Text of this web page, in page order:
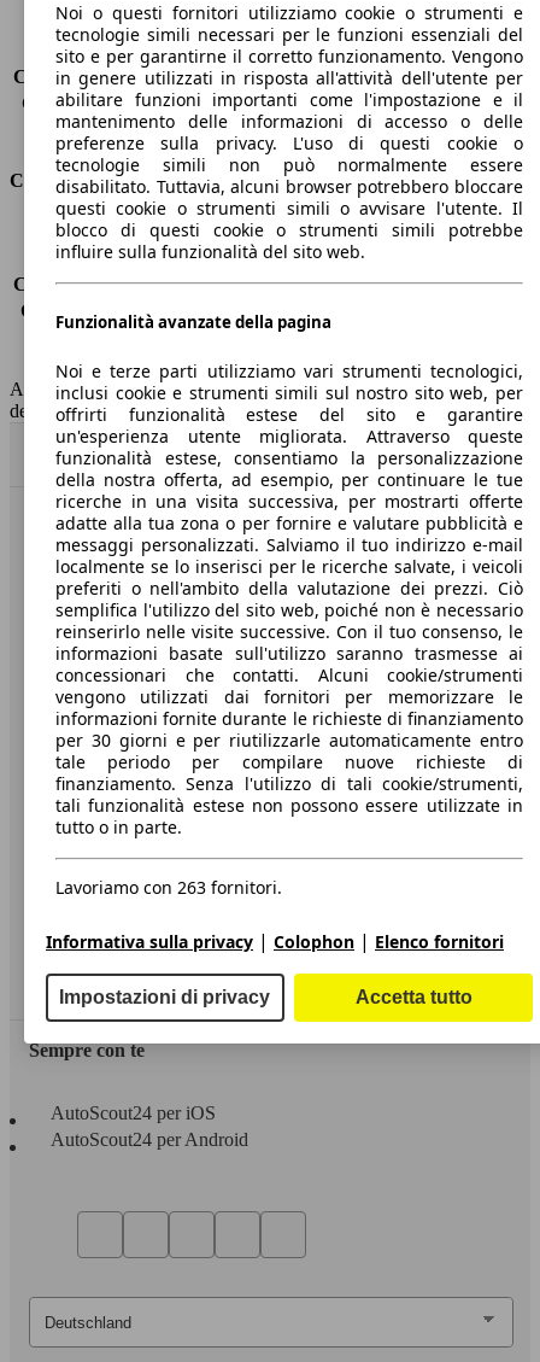
Sedili
5
Carico sul tetto
-
Capacità di traino (senza freni) -
Capacità di traino (con freni)
1270 kg
Volume del bagagliaio
350 - 1200 l
Consumi
Emissioni di CO2*
106 g/km (komb.)
Consumo (urbano)
4.4 l/100km
Consumo (extra-urbano) 3.8 l/100km
Consumo (combinato)*
4.0 l/100km
Capacità del serbatoio
45 l
AutoScout24 non si assume alcuna responsabilità per la correttezza
dei dati.
Torna su
Benvenuti su AutoScout24, il mercato auto europeo.
Società
A proposito di AutoScout24
Stampa
Media
Condizioni generali
Informazioni
Privacy
Dichiarazione di Accessibilità
Servizi
Area rivenditori
Sempre con te
AutoScout24 per iOS
AutoScout24 per Android
Noi o questi fornitori utilizziamo cookie o strumenti e
tecnologie simili necessari per le funzioni essenziali del
sito e per garantirne il corretto funzionamento. Vengono
in genere utilizzati in risposta all'attività dell'utente per
abilitare funzioni importanti come l'impostazione e il
mantenimento delle informazioni di accesso o delle
preferenze sulla privacy. L'uso di questi cookie o
tecnologie simili non può normalmente essere
disabilitato. Tuttavia, alcuni browser potrebbero bloccare
questi cookie o strumenti simili o avvisare l'utente. Il
blocco di questi cookie o strumenti simili potrebbe
influire sulla funzionalità del sito web.
Funzionalità avanzate della pagina
Noi e terze parti utilizziamo vari strumenti tecnologici,
inclusi cookie e strumenti simili sul nostro sito web, per
offrirti funzionalità estese del sito e garantire
un'esperienza utente migliorata. Attraverso queste
funzionalità estese, consentiamo la personalizzazione
della nostra offerta, ad esempio, per continuare le tue
ricerche in una visita successiva, per mostrarti offerte
adatte alla tua zona o per fornire e valutare pubblicità e
messaggi personalizzati. Salviamo il tuo indirizzo e-mail
localmente se lo inserisci per le ricerche salvate, i veicoli
preferiti o nell'ambito della valutazione dei prezzi. Ciò
semplifica l'utilizzo del sito web, poiché non è necessario
reinserirlo nelle visite successive. Con il tuo consenso, le
informazioni basate sull'utilizzo saranno trasmesse ai
concessionari che contatti. Alcuni cookie/strumenti
vengono utilizzati dai fornitori per memorizzare le
informazioni fornite durante le richieste di finanziamento
per 30 giorni e per riutilizzarle automaticamente entro
tale periodo per compilare nuove richieste di
finanziamento. Senza l'utilizzo di tali cookie/strumenti,
tali funzionalità estese non possono essere utilizzate in
tutto o in parte.
Lavoriamo con 263 fornitori.
Informativa sulla privacy | Colophon | Elenco fornitori
Impostazioni di privacy Accetta tutto